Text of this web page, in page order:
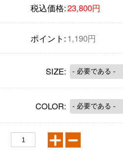
税込価格:23,800円
ポイント:1,190円
SIZE:
COLOR: